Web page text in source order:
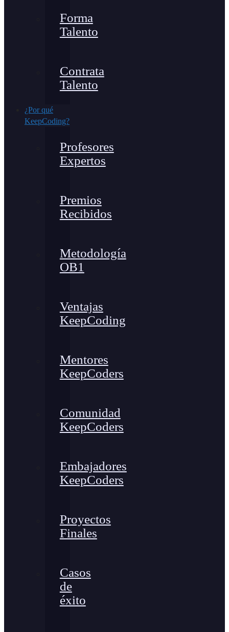
Forma
Talento
Contrata
Talento
¿Por qué
KeepCoding?
Profesores
Expertos
Premios
Recibidos
Metodología
OB1
Ventajas
KeepCoding
Mentores
KeepCoders
Comunidad
KeepCoders
Embajadores
KeepCoders
Proyectos
Finales
Casos
de
éxito